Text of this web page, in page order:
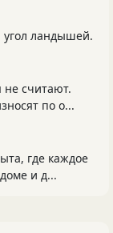
ландышей.
считают.
по о...
где каждое
и д...